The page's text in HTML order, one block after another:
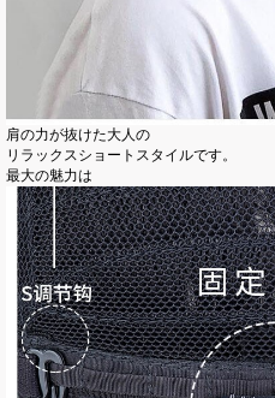
肩の力が抜けた大人の
リラックスショートスタイルです。
最大の魅力は